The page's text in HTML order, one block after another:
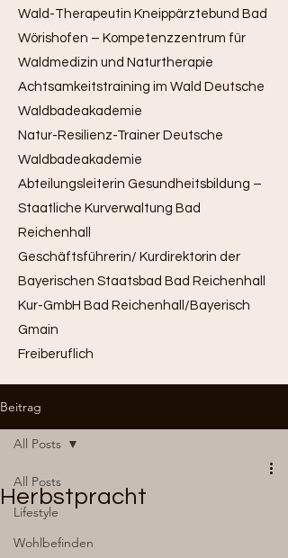
Wald-Therapeutin Kneippärztebund Bad
Wörishofen – Kompetenzzentrum für
Waldmedizin und Naturtherapie
Achtsamkeitstraining im Wald Deutsche
Waldbadeakademie
Natur-Resilienz-Trainer Deutsche
Waldbadeakademie
Abteilungsleiterin Gesundheitsbildung –
Staatliche Kurverwaltung Bad
Reichenhall
Geschäftsführerin/ Kurdirektorin der
Bayerischen Staatsbad Bad Reichenhall
Kur-GmbH Bad Reichenhall/Bayerisch
Gmain
Freiberuflich
Beitrag
All Posts
Lifestyle
Wohlbefinden
All Posts
Herbstpracht